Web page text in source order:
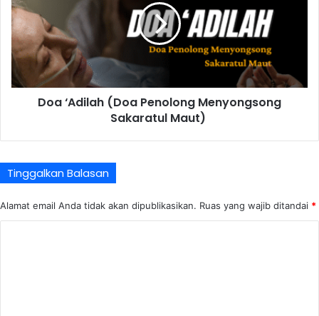
Penolong
Menyongsong
Sakaratul
Maut)
Doa ‘Adilah (Doa Penolong Menyongsong
Sakaratul Maut)
Tinggalkan Balasan
Alamat email Anda tidak akan dipublikasikan. Ruas yang wajib ditandai *